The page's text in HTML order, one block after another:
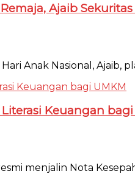
Ajaib
Anak Nasional,
Keuangan bagi
menjalin Nota